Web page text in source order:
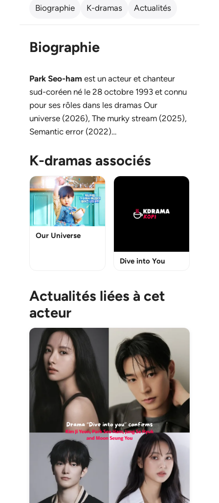
Biographie K-dramas Actualités
Biographie
Park Seo-ham est un acteur et chanteur
sud-coréen né le 28 octobre 1993 et connu
pour ses rôles dans les dramas Our
universe (2026), The murky stream (2025),
Semantic error (2022)…
K-dramas associés
Our Universe
Dive into You
Actualités liées à cet
acteur